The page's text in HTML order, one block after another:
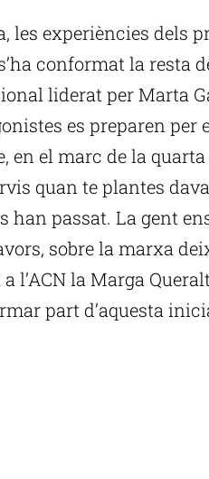
les experiències dels
conformat la resta
liderat per Marta
es preparen per
en el marc de la
quan te plantes
han passat. La gent
sobre la marxa
l’ACN la Marga
part d’aquesta